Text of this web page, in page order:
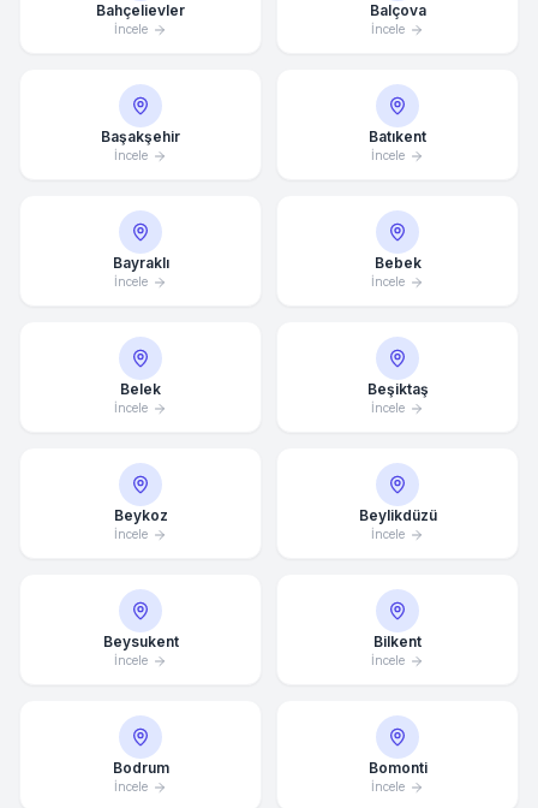
Bahçelievler
İncele
Balçova
İncele
Başakşehir
İncele
Batıkent
İncele
Bayraklı
İncele
Bebek
İncele
Belek
İncele
Beşiktaş
İncele
Beykoz
İncele
Beylikdüzü
İncele
Beysukent
İncele
Bilkent
İncele
Bodrum
İncele
Bomonti
İncele